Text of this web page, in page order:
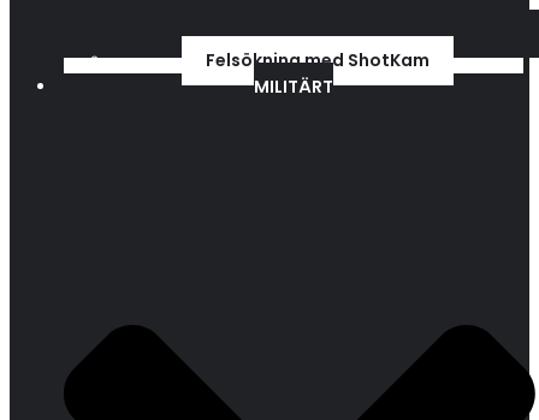
Felsökning med ShotKam
MILITÄRT